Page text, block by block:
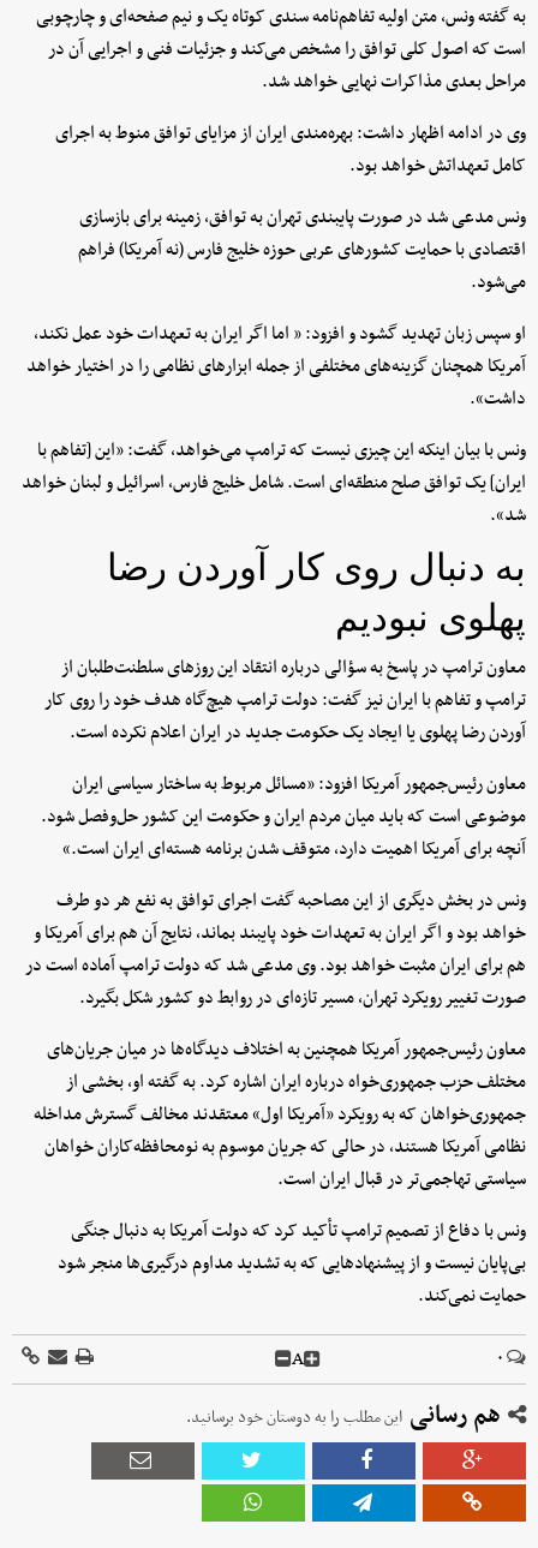
به گفته ونس، متن اولیه تفاهم‌نامه سندی کوتاه یک و نیم صفحه‌ای و چارچوبی
است که اصول کلی توافق را مشخص می‌کند و جزئیات فنی و اجرایی آن در
مراحل بعدی مذاکرات نهایی خواهد شد.
وی در ادامه اظهار داشت: بهره‌مندی ایران از مزایای توافق منوط به اجرای
کامل تعهداتش خواهد بود.
ونس مدعی شد در صورت پایبندی تهران به توافق، زمینه برای بازسازی
اقتصادی با حمایت کشورهای عربی حوزه خلیج فارس (نه آمریکا) فراهم
می‌شود.
او سپس زبان تهدید گشود و افزود: « اما اگر ایران به تعهدات خود عمل نکند،
آمریکا همچنان گزینه‌های مختلفی از جمله ابزارهای نظامی را در اختیار خواهد
داشت».
ونس با بیان اینکه این چیزی نیست که ترامپ می‌خواهد، گفت: «این [تفاهم با
ایران] یک توافق صلح منطقه‌ای است. شامل خلیج فارس، اسرائیل و لبنان خواهد
شد».
به دنبال روی کار آوردن رضا
پهلوی نبودیم
معاون ترامپ در پاسخ به سؤالی درباره انتقاد این روزهای سلطنت‌طلبان از
ترامپ و تفاهم با ایران نیز گفت: دولت ترامپ هیچ‌گاه هدف خود را روی کار
آوردن رضا پهلوی یا ایجاد یک حکومت جدید در ایران اعلام نکرده است.
معاون رئیس‌جمهور آمریکا افزود: «مسائل مربوط به ساختار سیاسی ایران
موضوعی است که باید میان مردم ایران و حکومت این کشور حل‌وفصل شود.
آنچه برای آمریکا اهمیت دارد، متوقف شدن برنامه هسته‌ای ایران است.»
ونس در بخش دیگری از این مصاحبه گفت اجرای توافق به نفع هر دو طرف
خواهد بود و اگر ایران به تعهدات خود پایبند بماند، نتایج آن هم برای آمریکا و
هم برای ایران مثبت خواهد بود. وی مدعی شد که دولت ترامپ آماده است در
صورت تغییر رویکرد تهران، مسیر تازه‌ای در روابط دو کشور شکل بگیرد.
معاون رئیس‌جمهور آمریکا همچنین به اختلاف دیدگاه‌ها در میان جریان‌های
مختلف حزب جمهوری‌خواه درباره ایران اشاره کرد. به گفته او، بخشی از
جمهوری‌خواهان که به رویکرد «آمریکا اول» معتقدند مخالف گسترش مداخله
نظامی آمریکا هستند، در حالی که جریان موسوم به نومحافظه‌کاران خواهان
سیاستی تهاجمی‌تر در قبال ایران است.
ونس با دفاع از تصمیم ترامپ تأکید کرد که دولت آمریکا به دنبال جنگی
بی‌پایان نیست و از پیشنهادهایی که به تشدید مداوم درگیری‌ها منجر شود
حمایت نمی‌کند.
۰ A
هم رسانی این مطلب را به دوستان خود برسانید.